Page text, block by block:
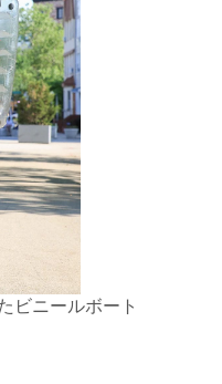
ビニールボート